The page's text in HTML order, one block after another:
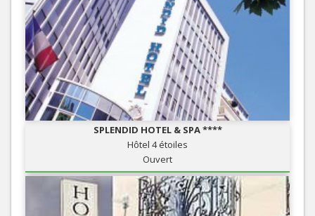
SPLENDID HOTEL & SPA ****
Hôtel 4 étoiles
Ouvert